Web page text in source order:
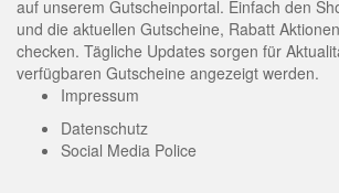
auf unserem Gutscheinportal. Einfach den
und die aktuellen Gutscheine, Rabatt
checken. Tägliche Updates sorgen für
verfügbaren Gutscheine angezeigt werden.
Impressum
Datenschutz
Social Media Police